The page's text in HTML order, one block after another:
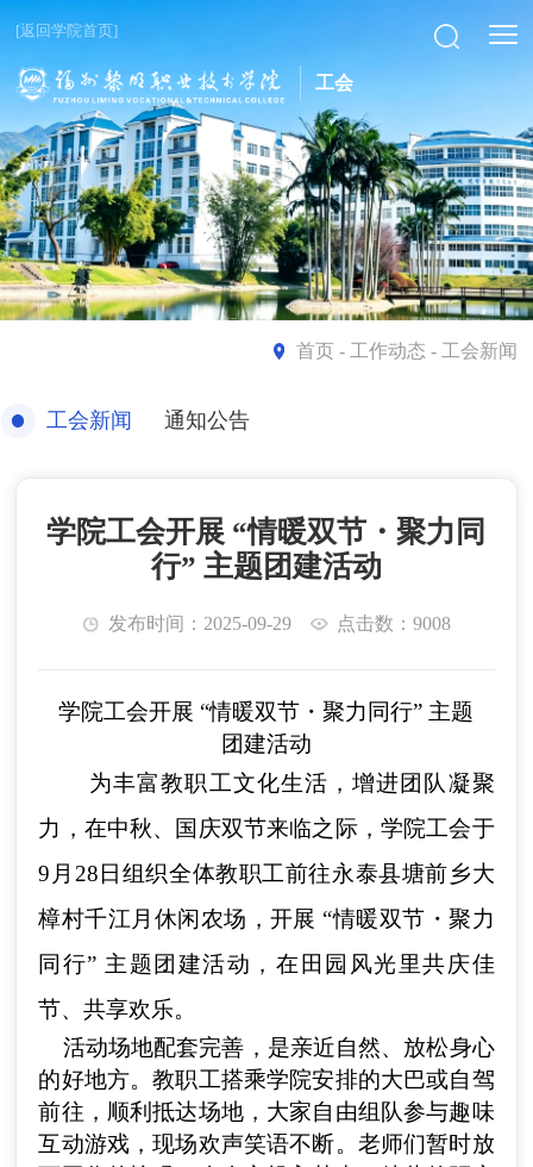
[返回学院首页]
工会
首页- 工作动态 - 工会新闻
工会新闻 通知公告
学院工会开展 “情暖双节・聚力同
行” 主题团建活动
发布时间：2025-09-29 点击数：9008
学院工会开展 “情暖双节・聚力同行” 主题
团建活动
为丰富教职工文化生活，增进团队凝聚
力，在中秋、国庆双节来临之际，学院工会于
9月28日 组织全体教职工前往永泰县塘前乡大
樟村千江月休闲农场，开展 “情暖双节・聚力
同行” 主题团建活动，在田园风光里共庆佳
节、共享欢乐。
活动场地配套完善，是亲近自然、放松身心
的好地方。教职工搭乘学院安排的大巴或自驾
前往，顺利抵达场地， 大家自由组队参与趣味
互动游戏，现场欢声笑语不断。老师们暂时放